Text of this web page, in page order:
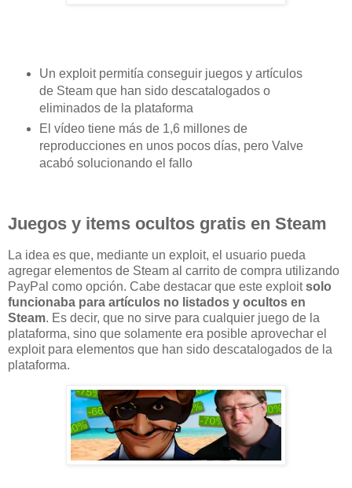
Un exploit permitía conseguir juegos y artículos
de Steam que han sido descatalogados o
eliminados de la plataforma
El vídeo tiene más de 1,6 millones de
reproducciones en unos pocos días, pero Valve
acabó solucionando el fallo
Juegos y items ocultos gratis en Steam
La idea es que, mediante un exploit, el usuario pueda
agregar elementos de Steam al carrito de compra utilizando
PayPal como opción. Cabe destacar que este exploitsolo
funcionaba para artículos no listados y ocultos en
Steam. Es decir, que no sirve para cualquier juego de la
plataforma, sino que solamente era posible aprovechar el
exploit para elementos que han sido descatalogados de la
plataforma.